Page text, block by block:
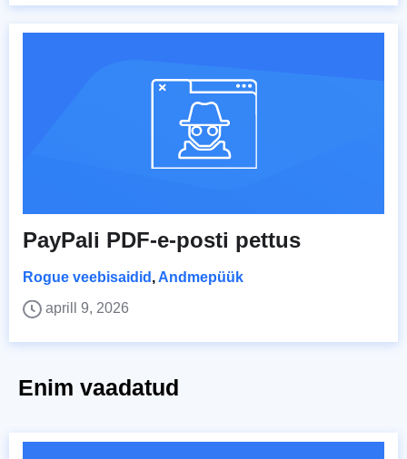
PayPali PDF-e-posti pettus
Rogue veebisaidid , Andmepüük
aprill 9, 2026
Enim vaadatud